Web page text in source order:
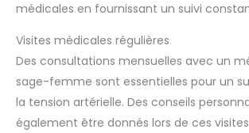
médicales en fournissant un suivi
Visites médicales régulières
Des consultations mensuelles avec un
sage-femme sont essentielles pour un
la tension artérielle. Des conseils
également être donnés lors de ces